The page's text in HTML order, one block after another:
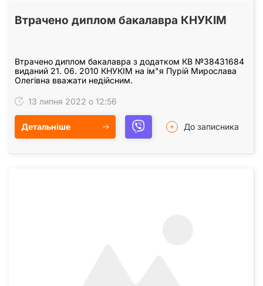
Втрачено диплом бакалавра КНУКІМ
Втрачено диплом бакалавра з додатком КВ №38431684
виданий 21. 06. 2010 КНУКІМ на ім"я Пурій Мирослава
Олегівна вважати недійсним.
13 липня 2022 о 12:56
Детальніше До записника